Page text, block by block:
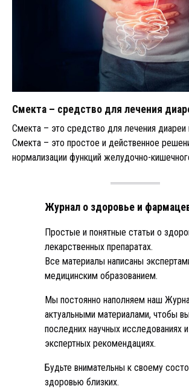
Смекта – средство для лечения
Смекта – это средство для лечения диареи
Смекта – это простое и действенное
нормализации функций желудочно-
Журнал о здоровье и
Простые и понятные статьи о
лекарственных препаратах.
Все материалы написаны
медицинским образованием.
Мы постоянно наполняем наш
актуальными материалами, чтобы
последних научных исследованиях и
экспертных рекомендациях.
Будьте внимательны к своему
здоровью близких.